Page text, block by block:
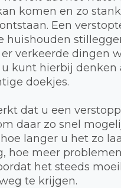
komen en zo
Een
huishouden
verkeerde dingen
kunt hierbij denken
doekjes.
dat u een
daar zo snel
langer u het zo
hoe meer
het steeds
te krijgen.